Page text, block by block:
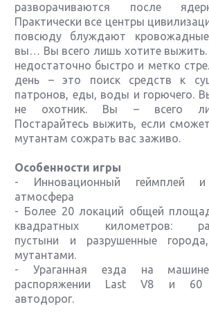
разворачиваются после
Практически все центры
повсюду блуждают
вы… Вы всего лишь хотите
недостаточно быстро и метко
день – это поиск средств к
патронов, еды, воды и горючего.
не охотник. Вы – всего
Постарайтесь выжить, если
мутантам сожрать вас заживо.
Особенности игры
- Инновационный геймплей и
атмосфера
- Более 20 локаций общей
квадратных километров:
пустыни и разрушенные
мутантами.
- Ураганная езда на
распоряжении Last V8 и 60
автодорог.